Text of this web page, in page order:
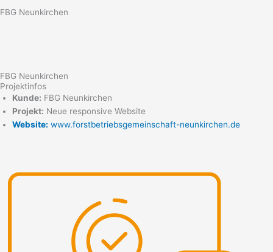
FBG Neunkirchen
FBG Neunkirchen
Projektinfos
Kunde: FBG Neunkirchen
Projekt: Neue responsive Website
Website: www.forstbetriebsgemeinschaft-neunkirchen.de